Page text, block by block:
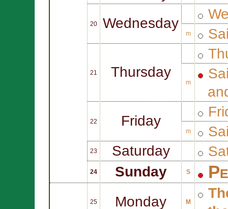
20 Wednesday
m
21 Thursday
m
22 Friday
m
23 Saturday
24 Sunday S
25 Monday M